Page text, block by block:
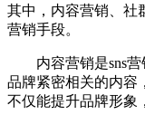
其中，内容营销、社
营销手段。
内容营销是sns营
品牌紧密相关的内容
不仅能提升品牌形象